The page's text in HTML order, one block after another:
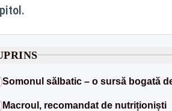
Somonul sălbatic – o sursă bogată
Macroul, recomandat de nutriționiști